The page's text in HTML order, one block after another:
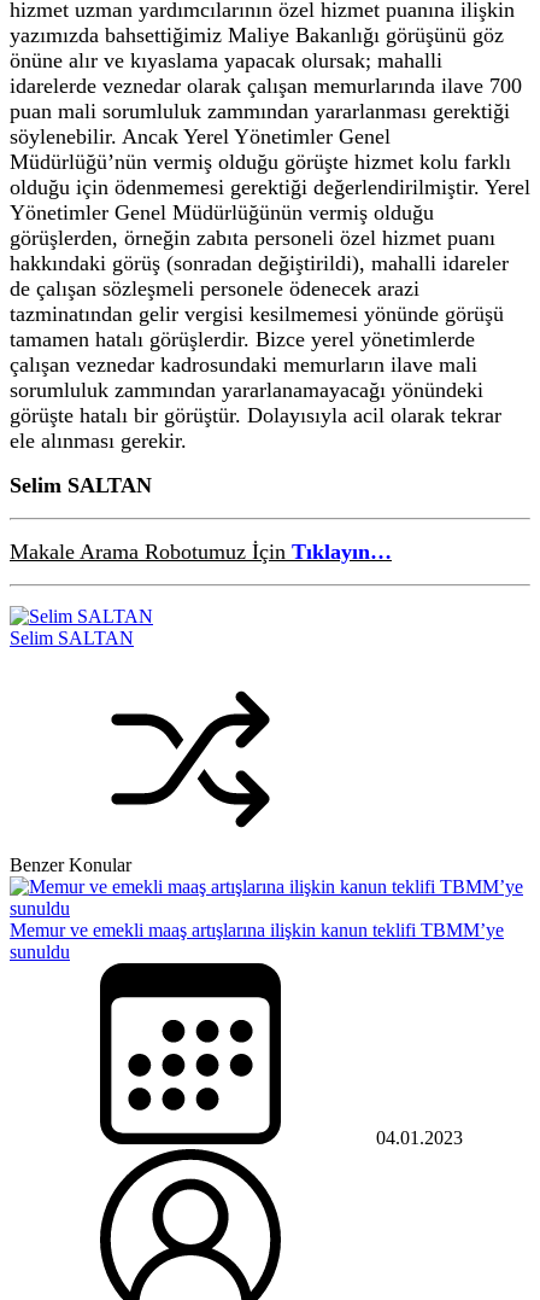
hizmet uzman yardımcılarının özel hizmet puanına ilişkin
yazımızda bahsettiğimiz Maliye Bakanlığı görüşünü göz
önüne alır ve kıyaslama yapacak olursak; mahalli
idarelerde veznedar olarak çalışan memurlarında ilave 700
puan mali sorumluluk zammından yararlanması gerektiği
söylenebilir. Ancak Yerel Yönetimler Genel
Müdürlüğü’nün vermiş olduğu görüşte hizmet kolu farklı
olduğu için ödenmemesi gerektiği değerlendirilmiştir. Yerel
Yönetimler Genel Müdürlüğünün vermiş olduğu
görüşlerden, örneğin zabıta personeli özel hizmet puanı
hakkındaki görüş (sonradan değiştirildi), mahalli idareler
de çalışan sözleşmeli personele ödenecek arazi
tazminatından gelir vergisi kesilmemesi yönünde görüşü
tamamen hatalı görüşlerdir. Bizce yerel yönetimlerde
çalışan veznedar kadrosundaki memurların ilave mali
sorumluluk zammından yararlanamayacağı yönündeki
görüşte hatalı bir görüştür. Dolayısıyla acil olarak tekrar
ele alınması gerekir.
Selim SALTAN
Makale Arama Robotumuz İçin Tıklayın…
Selim SALTAN
Benzer Konular
Memur ve emekli maaş artışlarına ilişkin kanun teklifi TBMM’ye
sunuldu
04.01.2023